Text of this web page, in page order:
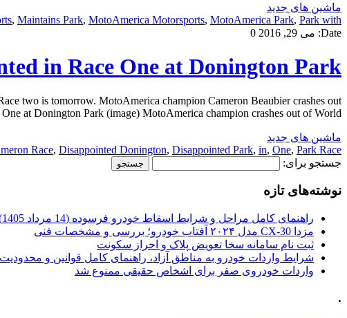
ماشین های جدید
, Maintains Park, MotoAmerica Motorsports, MotoAmerica Park, Park with
Date: می 29, 2016 0
in Race One at Donington Park
two is tomorrow. MotoAmerica champion Cameron Beaubier crashes out
at Donington Park (image) MotoAmerica champion crashes out of World […]
ماشین های جدید
Race, Disappointed Donington, Disappointed Park, in, One, Park Race
جستجو برای:
نوشته‌های تازه
راهنمای کامل مراحل و شرایط اسقاط خودرو فرسوده (14 مرداد 1405)
مزدا CX-30 مدل ۲۰۲۴ آفتاب خودرو؛ بررسی و مشخصات فنی
ثبت نام سامانه سخا تعویض پلاک و احراز سکونت
شرایط واردات خودرو به مناطق آزاد، راهنمای کامل قوانین و
واردات خودروی صفر برای اشخاص حقیقی ممنوع شد
.